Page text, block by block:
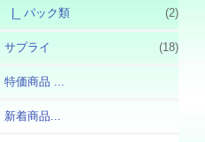
|_ パック類
(2)
サプライ (18)
特価商品 ...
新着商品...